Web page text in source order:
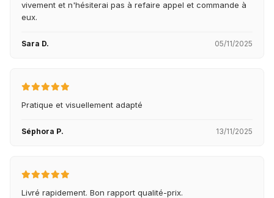
vivement et n'hésiterai pas à refaire appel et commande à
eux.
Sara D. 05/11/2025
Pratique et visuellement adapté
Séphora P. 13/11/2025
Livré rapidement. Bon rapport qualité-prix.